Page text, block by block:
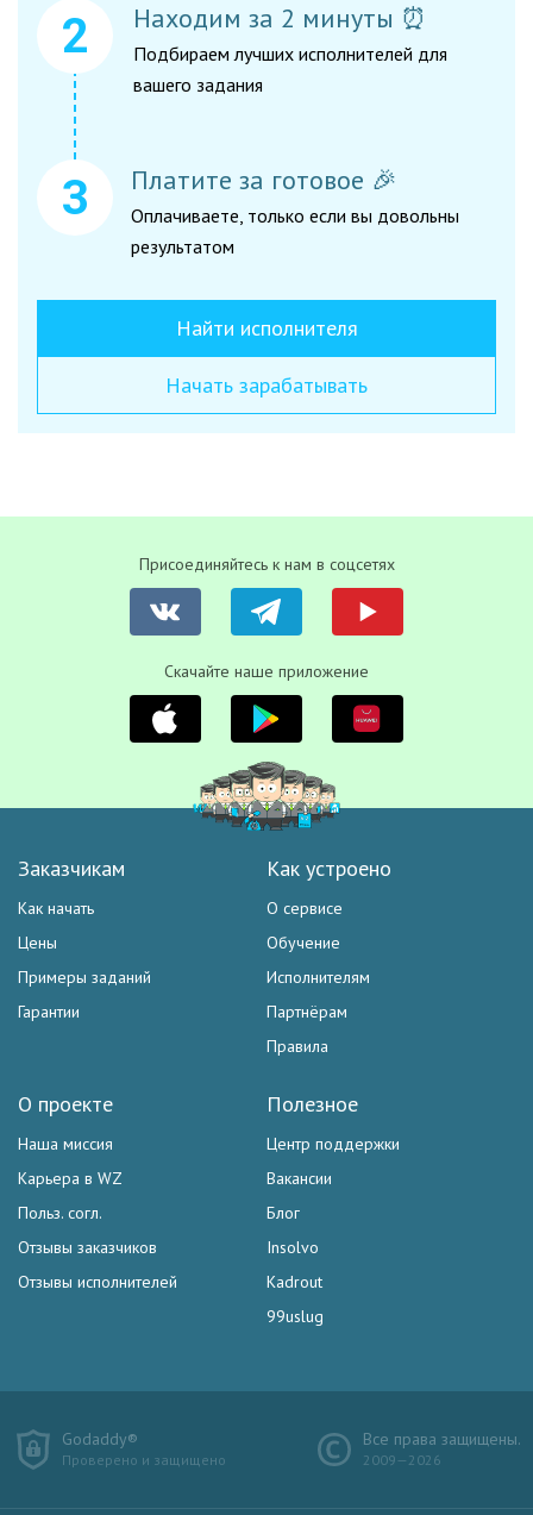
Находим за 2 минуты ⏰
Подбираем лучших исполнителей для
вашего задания
Платите за готовое 🎉
Оплачиваете, только если вы довольны
результатом
Найти исполнителя
Начать зарабатывать
Присоединяйтесь к нам в соцсетях
Скачайте наше приложение
Заказчикам
Как начать
Цены
Примеры заданий
Гарантии
Как устроено
О сервисе
Обучение
Исполнителям
Партнёрам
Правила
Полезное
Центр поддержки
Вакансии
Блог
Insolvo
Kadrout
99uslug
О проекте
Наша миссия
Карьера в WZ
Польз. согл.
Отзывы заказчиков
Отзывы исполнителей
Godaddy®
Проверено и защищено
Все права защищены.
2009—2026